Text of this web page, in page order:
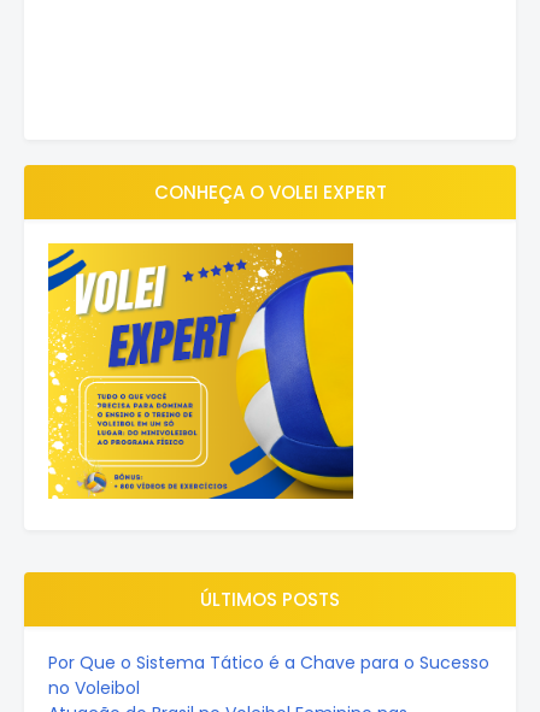
CONHEÇA O VOLEI EXPERT
ÚLTIMOS POSTS
Por Que o Sistema Tático é a Chave para o Sucesso
no Voleibol